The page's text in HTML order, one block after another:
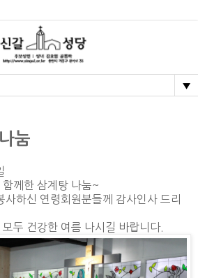
▼
눔
께한 삼계탕 나눔~
사하신 연령회원분들께 감사인사 드리
두 건강한 여름 나시길 바랍니다.